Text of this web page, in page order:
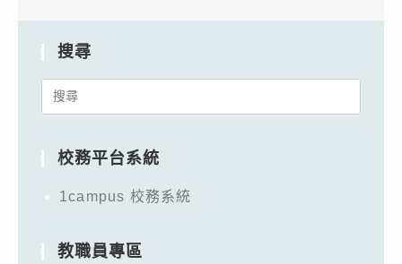
搜尋
Search
校務平台系統
1campus 校務系統
教職員專區